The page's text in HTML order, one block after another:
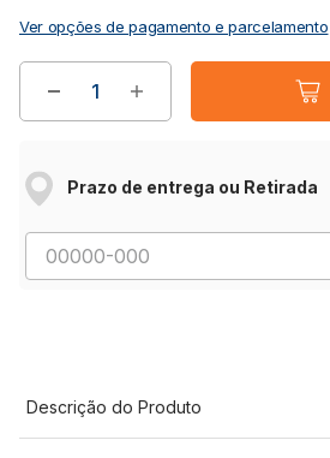
Ver opções de pagamento e parcelamento
Prazo de entrega ou Retirada
Descrição do Produto